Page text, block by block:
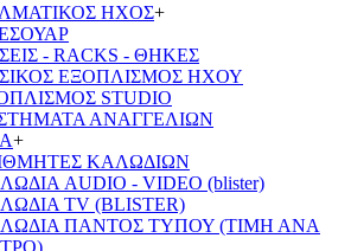
ΗΧΟΣ+
- RACKS - ΘΗΚΕΣ
ΕΞΟΠΛΙΣΜΟΣ ΗΧΟΥ
STUDIO
ΑΝΑΓΓΕΛΙΩΝ
+
ΚΑΛΩΔΙΩΝ
AUDIO - VIDEO (blister)
TV (BLISTER)
ΠΑΝΤΟΣ ΤΥΠΟΥ (ΤΙΜΗ ΑΝΑ